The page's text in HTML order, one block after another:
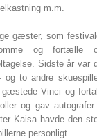
m.m.
gæster, som
og fortælle
Sidste år var
og to andre
Vinci og
og gav autografer
Kaisa havde den
personligt.